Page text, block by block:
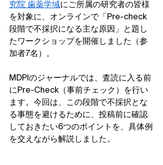
究院 歯薬学域にご所属の研究者の皆様
を対象に、オンラインで「Pre-check
段階で不採択になる主な原因」と題し
たワークショップを開催しました（参
加者7名）。
MDPIのジャーナルでは、査読に入る前
にPre-Check（事前チェック）を行い
ます。今回は、この段階で不採択とな
る事態を避けるために、投稿前に確認
しておきたい6つのポイントを、具体例
を交えながら解説しました。